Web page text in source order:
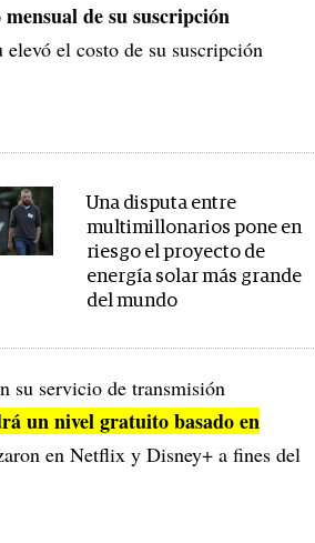
de su suscripción
el costo de su suscripción
Una disputa entre
multimillonarios pone en
riesgo el proyecto de
energía solar más grande
del mundo
su servicio de transmisión
un nivel gratuito basado en
en Netflix y Disney+ a fines del